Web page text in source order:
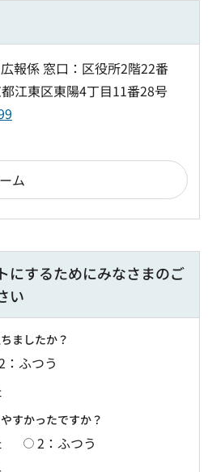
報係 窓口：区役所2階22番
江東区東陽4丁目11番28号
にするためにみなさまのご
い
ましたか？
：ふつう
すかったですか？
2：ふつう